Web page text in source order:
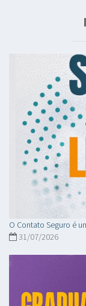
O Contato Seguro é
31/07/2026